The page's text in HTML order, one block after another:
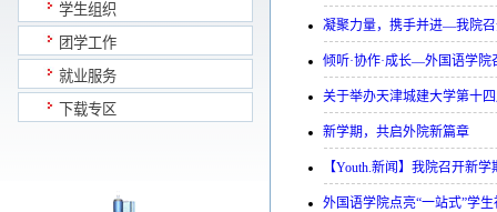
学生组织
团学工作
就业服务
下载专区
凝聚力量，携手并进—我院
倾听·协作·成长—外国语学
关于举办天津城建大学第十
新学期，共启外院新篇章
【Youth.新闻】我院召开新
外国语学院点亮“一站式”学